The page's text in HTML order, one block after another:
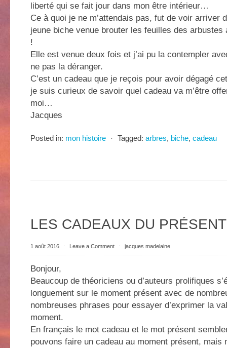
liberté qui se fait jour dans mon être intérieur…
Ce à quoi je ne m’attendais pas, fut de voir arriver
jeune biche venue brouter les feuilles des arbustes
!
Elle est venue deux fois et j’ai pu la contempler
ne pas la déranger.
C’est un cadeau que je reçois pour avoir dégagé
je suis curieux de savoir quel cadeau va m’être
moi…
Jacques
Posted in: mon histoire ⋅ Tagged: arbres, biche, cadeau
LES CADEAUX DU
1 août 2016 ⋅ Leave a Comment ⋅ jacques madelaine
Bonjour,
Beaucoup de théoriciens ou d’auteurs prolifiques
longuement sur le moment présent avec de
nombreuses phrases pour essayer d’exprimer la
moment.
En français le mot cadeau et le mot présent
pouvons faire un cadeau au moment présent, mais